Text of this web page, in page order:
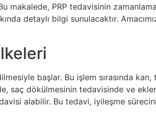
PRP tedavisinin
detaylı bilgi sunulacaktır.
başlar. Bu işlem sırasında
saç dökülmesinin tedavisinde ve
alabilir. Bu tedavi, iyileşme